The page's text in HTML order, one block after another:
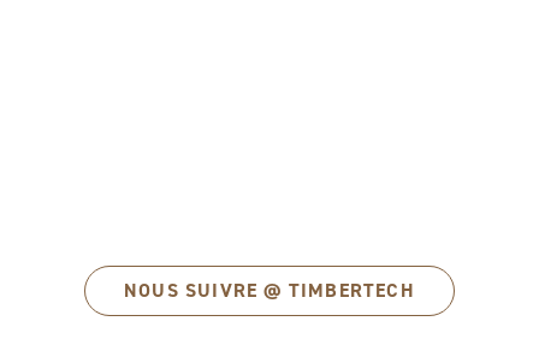
NOUS SUIVRE @ TIMBERTECH